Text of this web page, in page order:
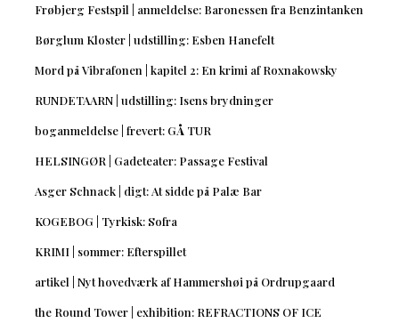
Frøbjerg Festspil | anmeldelse: Baronessen fra Benzintanken
Børglum Kloster | udstilling: Esben Hanefelt
Mord på Vibrafonen | kapitel 2: En krimi af Roxnakowsky
RUNDETAARN | udstilling: Isens brydninger
boganmeldelse | frevert: GÅ TUR
HELSINGØR | Gadeteater: Passage Festival
Asger Schnack | digt: At sidde på Palæ Bar
KOGEBOG | Tyrkisk: Sofra
KRIMI | sommer: Efterspillet
artikel | Nyt hovedværk af Hammershøi på Ordrupgaard
the Round Tower | exhibition: REFRACTIONS OF ICE